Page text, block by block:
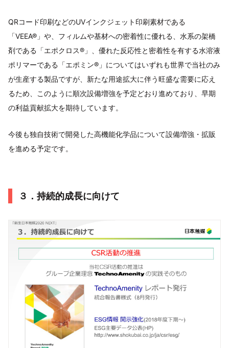
QRコード印刷などのUVインクジェット印刷素材である
「VEEA®」や、フィルムや基材への密着性に優れる、水系の架橋
剤である「エポクロス®」、優れた反応性と密着性を有する水溶液
ポリマーである「エポミン®」についてはいずれも世界で当社のみ
が生産する製品ですが、新たな用途拡大に伴う旺盛な需要に応え
るため、このように順次設備増強を予定どおり進めており、早期
の利益貢献拡大を期待しています。
今後も独自技術で開発した高機能化学品について設備増強・拡販
を進める予定です。
３．持続的成長に向けて